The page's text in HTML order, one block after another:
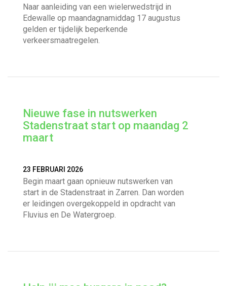
Naar aanleiding van een wielerwedstrijd in
Edewalle op maandagnamiddag 17 augustus
gelden er tijdelijk beperkende
verkeersmaatregelen.
Nieuwe fase in nutswerken
Stadenstraat start op maandag 2
maart
23 FEBRUARI 2026
Begin maart gaan opnieuw nutswerken van
start in de Stadenstraat in Zarren. Dan worden
er leidingen overgekoppeld in opdracht van
Fluvius en De Watergroep.